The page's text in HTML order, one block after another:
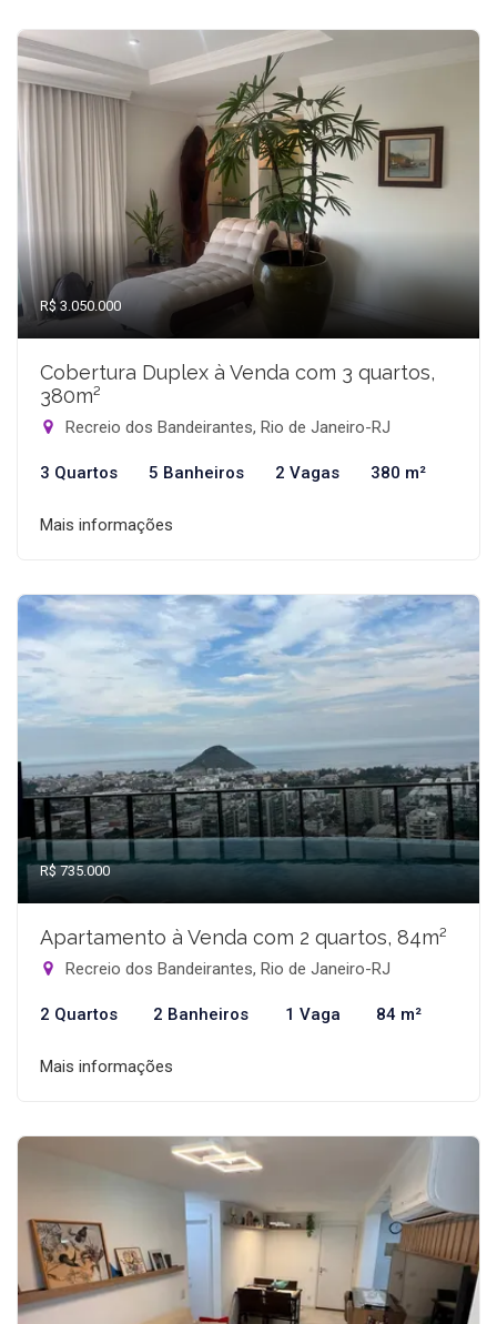
R$ 3.050.000
Cobertura Duplex à Venda com 3 quartos,
380m²
Recreio dos Bandeirantes, Rio de Janeiro-RJ
3 Quartos 5 Banheiros 2 Vagas 380 m²
Mais informações
R$ 735.000
Apartamento à Venda com 2 quartos, 84m²
Recreio dos Bandeirantes, Rio de Janeiro-RJ
2 Quartos 2 Banheiros 1 Vaga 84 m²
Mais informações